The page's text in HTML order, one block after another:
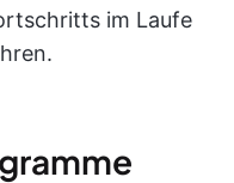
im Laufe